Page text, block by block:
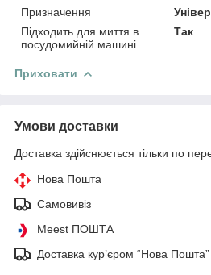
Призначення
Підходить для миття в
посудомийній машині
Так
Приховати
Умови доставки
Доставка здійснюється тільки по
Нова Пошта
Самовивіз
Meest ПОШТА
Доставка кур’єром “Нова Пошта”